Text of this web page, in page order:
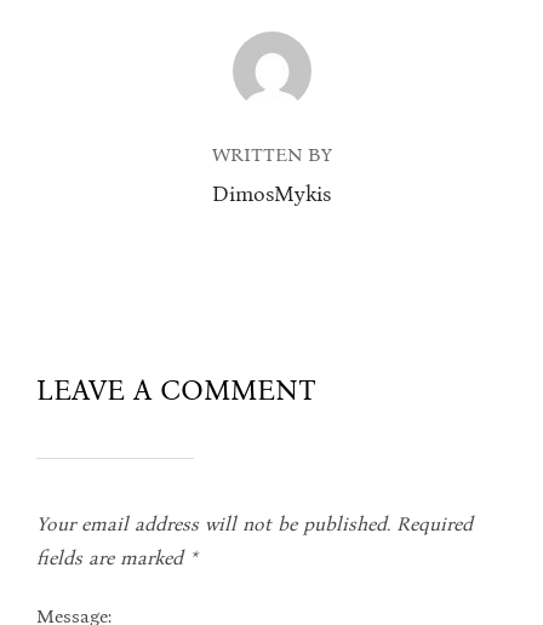
POST AUTHOR
WRITTEN BY
DimosMykis
LEAVE A COMMENT
Your email address will not be published. Required
fields are marked *
Message: